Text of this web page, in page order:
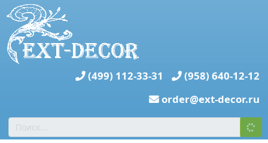
(499) 112-33-31
(958) 640-12-12
order@ext-decor.ru